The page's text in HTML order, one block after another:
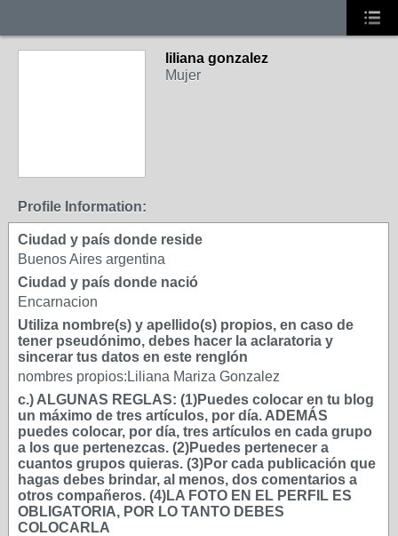
liliana gonzalez
Mujer
Profile Information:
Ciudad y país donde reside
Buenos Aires argentina
Ciudad y país donde nació
Encarnacion
Utiliza nombre(s) y apellido(s) propios, en caso de
tener pseudónimo, debes hacer la aclaratoria y
sincerar tus datos en este renglón
nombres propios:Liliana Mariza Gonzalez
c.) ALGUNAS REGLAS: (1)Puedes colocar en tu blog
un máximo de tres artículos, por día. ADEMÁS
puedes colocar, por día, tres artículos en cada grupo
a los que pertenezcas. (2)Puedes pertenecer a
cuantos grupos quieras. (3)Por cada publicación que
hagas debes brindar, al menos, dos comentarios a
otros compañeros. (4)LA FOTO EN EL PERFIL ES
OBLIGATORIA, POR LO TANTO DEBES
COLOCARLA